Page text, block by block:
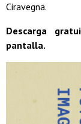
Ciravegna.
Descarga
pantalla.